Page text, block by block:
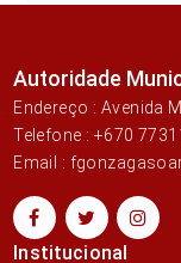
Autoridade
Endereço : Avenida
Telefone : +670
Email :
Institucional